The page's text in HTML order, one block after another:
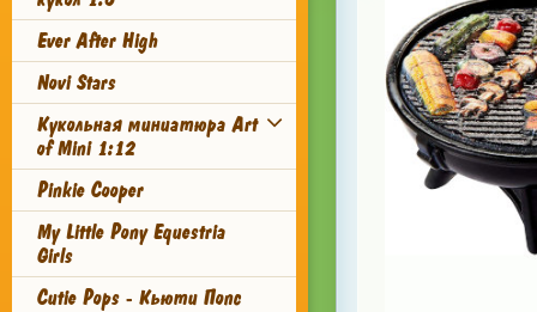
Ever After High
Novi Stars
Кукольная миниатюра Art
of Mini 1:12
Pinkie Cooper
My Little Pony Equestria
Girls
Cutie Pops - Кьюти Попс